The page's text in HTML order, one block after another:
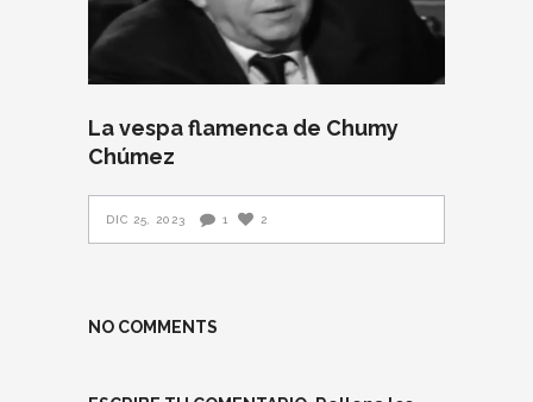
La vespa flamenca de Chumy
Chúmez
DIC 25, 2023 1 2
NO COMMENTS